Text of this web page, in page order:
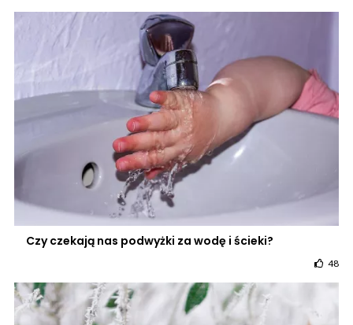
Czy czekają nas podwyżki za wodę i ścieki?
48